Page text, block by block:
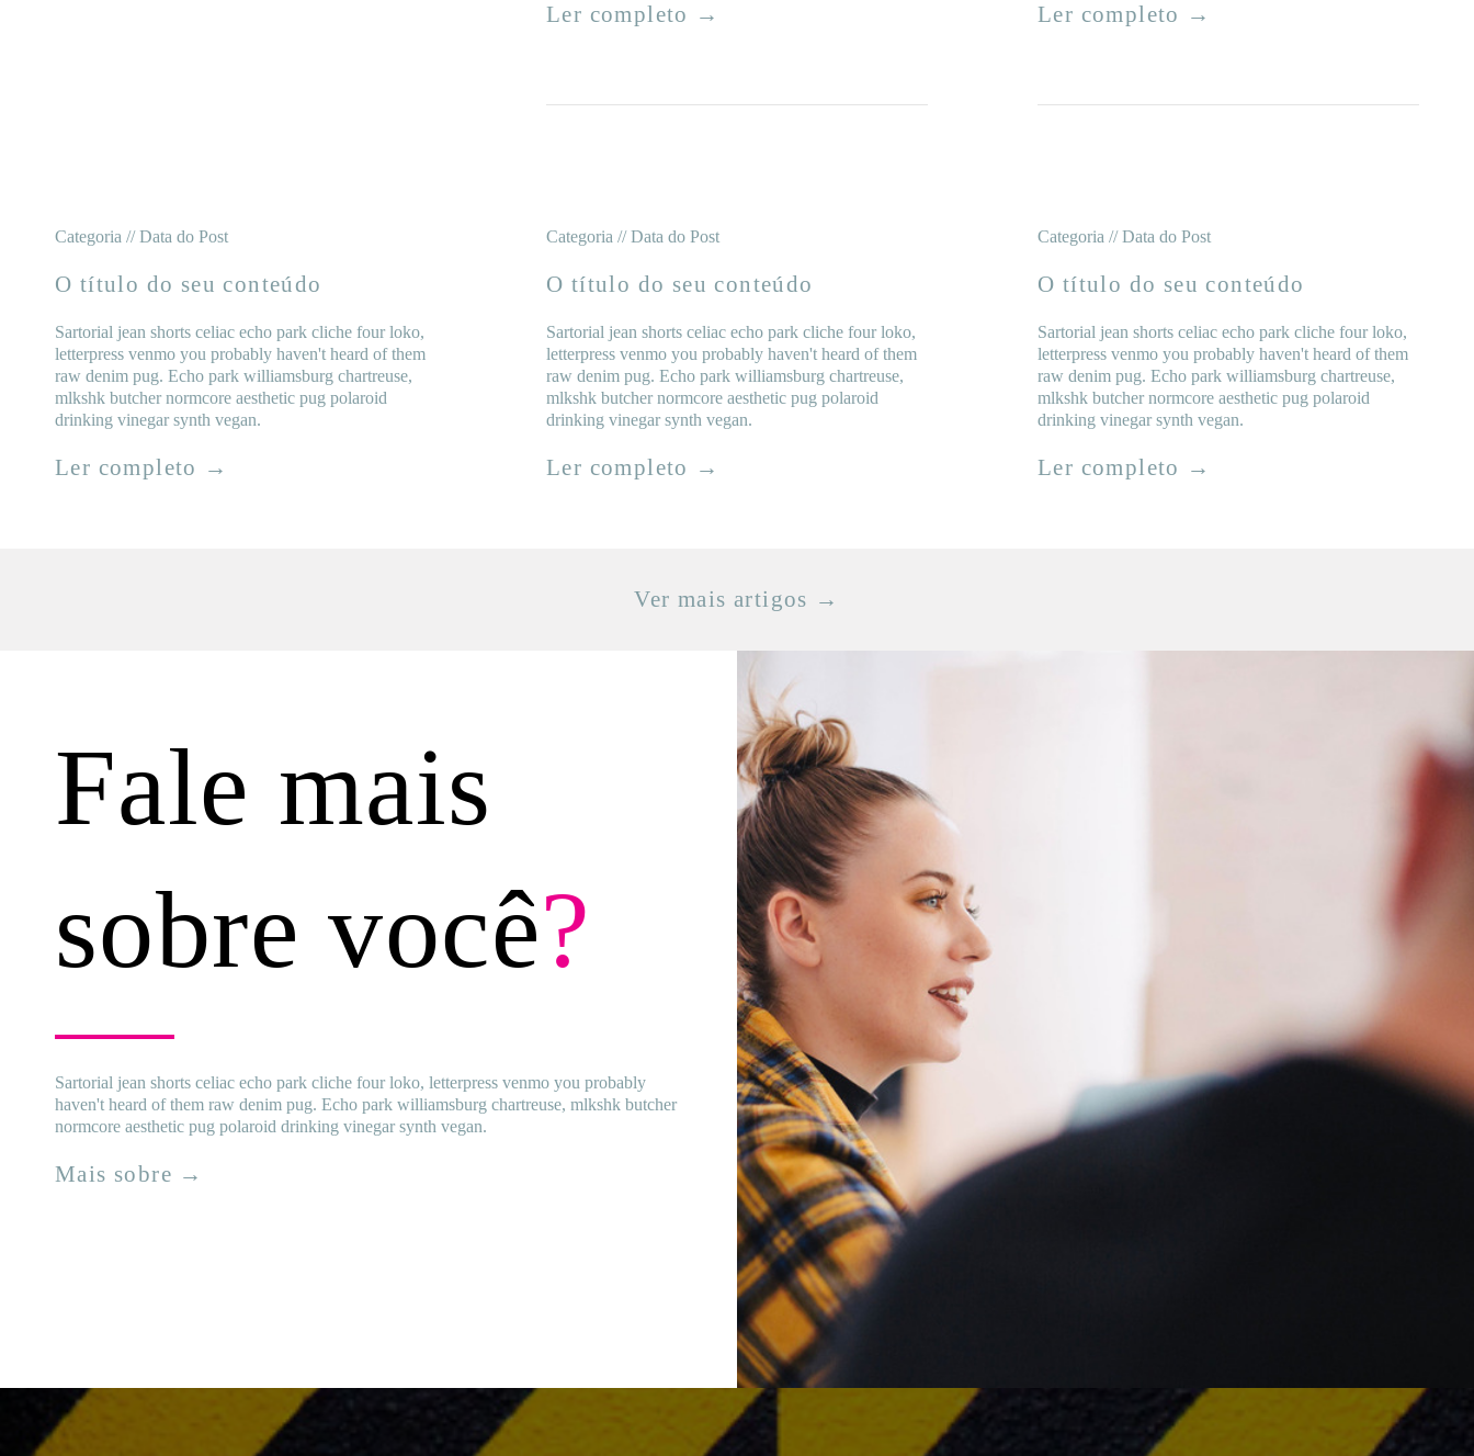
Ler completo → Ler completo →
Categoria // Data do Post
O título do seu conteúdo
Sartorial jean shorts celiac echo park cliche four loko,
letterpress venmo you probably haven't heard of them
raw denim pug. Echo park williamsburg chartreuse,
mlkshk butcher normcore aesthetic pug polaroid
drinking vinegar synth vegan.
Ler completo →
Categoria // Data do Post
O título do seu conteúdo
Sartorial jean shorts celiac echo park cliche four loko,
letterpress venmo you probably haven't heard of them
raw denim pug. Echo park williamsburg chartreuse,
mlkshk butcher normcore aesthetic pug polaroid
drinking vinegar synth vegan.
Ler completo →
Categoria // Data do Post
O título do seu conteúdo
Sartorial jean shorts celiac echo park cliche four loko,
letterpress venmo you probably haven't heard of them
raw denim pug. Echo park williamsburg chartreuse,
mlkshk butcher normcore aesthetic pug polaroid
drinking vinegar synth vegan.
Ler completo →
Ver mais artigos →
Fale mais
sobre você?
Sartorial jean shorts celiac echo park cliche four loko, letterpress venmo you probably
haven't heard of them raw denim pug. Echo park williamsburg chartreuse, mlkshk butcher
normcore aesthetic pug polaroid drinking vinegar synth vegan.
Mais sobre →